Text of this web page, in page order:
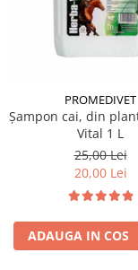
PROMEDIVET
Șampon cai, din
Vital 1 L
25,00 Lei
20,00 Lei
ADAUGA IN COS